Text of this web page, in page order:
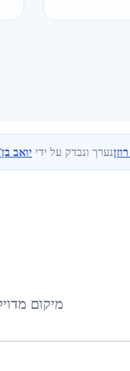
נערך ונבדק על ידי יואב
מיקום